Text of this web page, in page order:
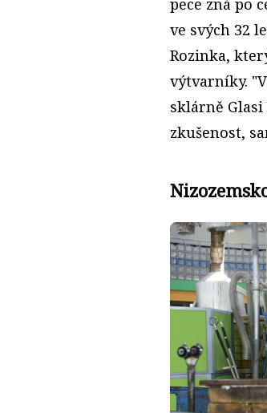
ve svých 32
Rozinka,
výtvarníky.
sklárně
zkušenost,